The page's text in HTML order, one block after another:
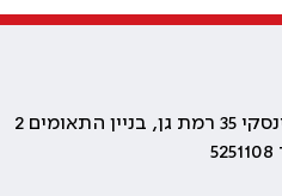
בניין התאומים 2